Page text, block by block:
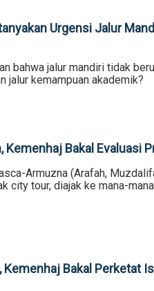
Urgensi Jalur
bahwa jalur mandiri tidak
jalur kemampuan akademik?
Kemenhaj Bakal Evaluasi
Armuzna (Arafah,
city tour, diajak ke mana-
Bakal Perketat